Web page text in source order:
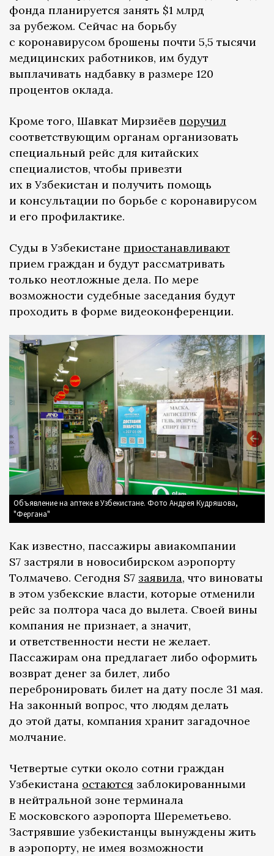
фонда планируется занять $1 млрд
за рубежом. Сейчас на борьбу
с коронавирусом брошены почти 5,5 тысячи
медицинских работников, им будут
выплачивать надбавку в размере 120
процентов оклада.
Кроме того, Шавкат Мирзиёев поручил
соответствующим органам организовать
специальный рейс для китайских
специалистов, чтобы привезти
их в Узбекистан и получить помощь
и консультации по борьбе с коронавирусом
и его профилактике.
Суды в Узбекистане приостанавливают
прием граждан и будут рассматривать
только неотложные дела. По мере
возможности судебные заседания будут
проходить в форме видеоконференции.
Объявление на аптеке в Узбекистане. Фото Андрея Кудряшова,
"Фергана"
Как известно, пассажиры авиакомпании
S7 застряли в новосибирском аэропорту
Толмачево. Сегодня S7 заявила, что виноваты
в этом узбекские власти, которые отменили
рейс за полтора часа до вылета. Своей вины
компания не признает, а значит,
и ответственности нести не желает.
Пассажирам она предлагает либо оформить
возврат денег за билет, либо
перебронировать билет на дату после 31 мая.
На законный вопрос, что людям делать
до этой даты, компания хранит загадочное
молчание.
Четвертые сутки около сотни граждан
Узбекистана остаются заблокированными
в нейтральной зоне терминала
Е московского аэропорта Шереметьево.
Застрявшие узбекистанцы вынуждены жить
в аэропорту, не имея возможности